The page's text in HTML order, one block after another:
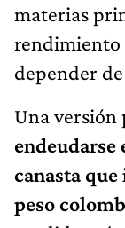
materias
rendimiento
depender
Una versión
endeudarse
canasta
peso